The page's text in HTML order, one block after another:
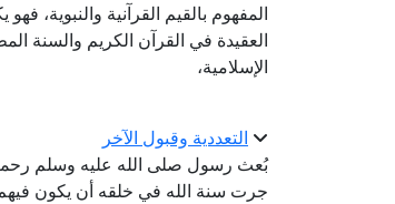
المفهوم بالقيم القرآنية والنبوية،
العقيدة في القرآن الكريم والسنة
الإسلامية،
التعددية وقبول الآخر
بُعث رسول صلى الله عليه وسلم رحمةً
جرت سنة الله في خلقه أن يكون فيهم